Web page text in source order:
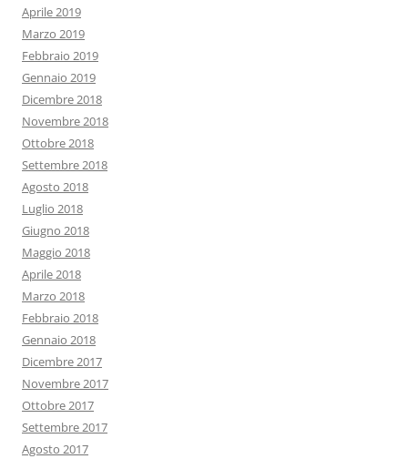
Aprile 2019
Marzo 2019
Febbraio 2019
Gennaio 2019
Dicembre 2018
Novembre 2018
Ottobre 2018
Settembre 2018
Agosto 2018
Luglio 2018
Giugno 2018
Maggio 2018
Aprile 2018
Marzo 2018
Febbraio 2018
Gennaio 2018
Dicembre 2017
Novembre 2017
Ottobre 2017
Settembre 2017
Agosto 2017